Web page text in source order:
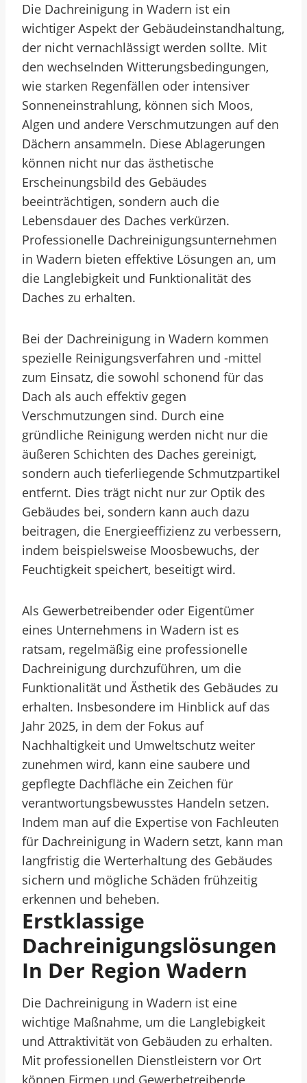
Die Dachreinigung in Wadern ist ein
wichtiger Aspekt der Gebäudeinstandhaltung,
der nicht vernachlässigt werden sollte. Mit
den wechselnden Witterungsbedingungen,
wie starken Regenfällen oder intensiver
Sonneneinstrahlung, können sich Moos,
Algen und andere Verschmutzungen auf den
Dächern ansammeln. Diese Ablagerungen
können nicht nur das ästhetische
Erscheinungsbild des Gebäudes
beeinträchtigen, sondern auch die
Lebensdauer des Daches verkürzen.
Professionelle Dachreinigungsunternehmen
in Wadern bieten effektive Lösungen an, um
die Langlebigkeit und Funktionalität des
Daches zu erhalten.
Bei der Dachreinigung in Wadern kommen
spezielle Reinigungsverfahren und -mittel
zum Einsatz, die sowohl schonend für das
Dach als auch effektiv gegen
Verschmutzungen sind. Durch eine
gründliche Reinigung werden nicht nur die
äußeren Schichten des Daches gereinigt,
sondern auch tieferliegende Schmutzpartikel
entfernt. Dies trägt nicht nur zur Optik des
Gebäudes bei, sondern kann auch dazu
beitragen, die Energieeffizienz zu verbessern,
indem beispielsweise Moosbewuchs, der
Feuchtigkeit speichert, beseitigt wird.
Als Gewerbetreibender oder Eigentümer
eines Unternehmens in Wadern ist es
ratsam, regelmäßig eine professionelle
Dachreinigung durchzuführen, um die
Funktionalität und Ästhetik des Gebäudes zu
erhalten. Insbesondere im Hinblick auf das
Jahr 2025, in dem der Fokus auf
Nachhaltigkeit und Umweltschutz weiter
zunehmen wird, kann eine saubere und
gepflegte Dachfläche ein Zeichen für
verantwortungsbewusstes Handeln setzen.
Indem man auf die Expertise von Fachleuten
für Dachreinigung in Wadern setzt, kann man
langfristig die Werterhaltung des Gebäudes
sichern und mögliche Schäden frühzeitig
erkennen und beheben.
Erstklassige
Dachreinigungslösungen
In Der Region Wadern
Die Dachreinigung in Wadern ist eine
wichtige Maßnahme, um die Langlebigkeit
und Attraktivität von Gebäuden zu erhalten.
Mit professionellen Dienstleistern vor Ort
können Firmen und Gewerbetreibende